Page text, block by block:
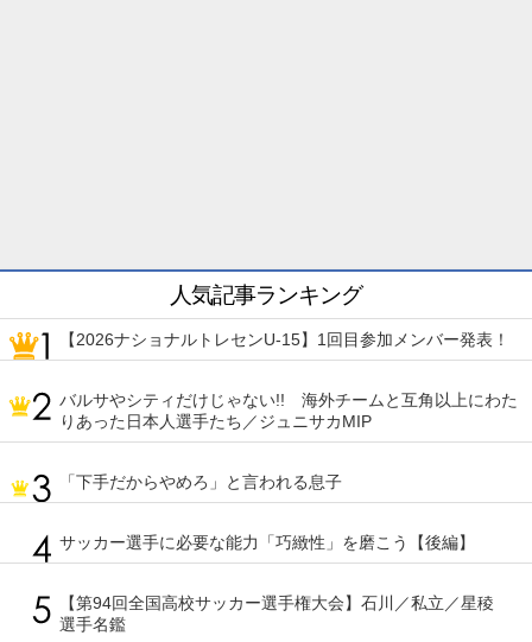
人気記事ランキング
【2026ナショナルトレセンU-15】1回目参加メンバー発表！
バルサやシティだけじゃない!! 海外チームと互角以上にわた
りあった日本人選手たち／ジュニサカMIP
「下手だからやめろ」と言われる息子
サッカー選手に必要な能力「巧緻性」を磨こう【後編】
【第94回全国高校サッカー選手権大会】石川／私立／星稜
選手名鑑